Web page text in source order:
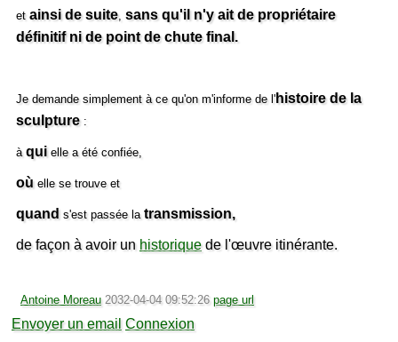
et ainsi de suite, sans qu'il n'y ait de propriétaire
définitif ni de point de chute final.
Je demande simplement à ce qu'on m'informe de l' histoire de la
sculpture :
à qui elle a été confiée,
oùelle se trouve et
quand s'est passée la transmission,
de façon à avoir un historiquede l'œuvre itinérante.
Antoine Moreau 2032-04-04 09:52:26 page url
Envoyer un email Connexion